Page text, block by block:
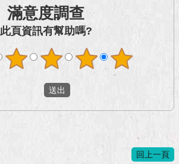
滿意度調查
此頁資訊有幫助嗎?
回上一頁